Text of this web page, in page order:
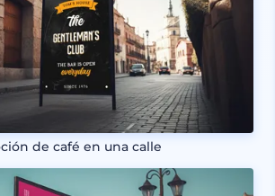
de café en una calle